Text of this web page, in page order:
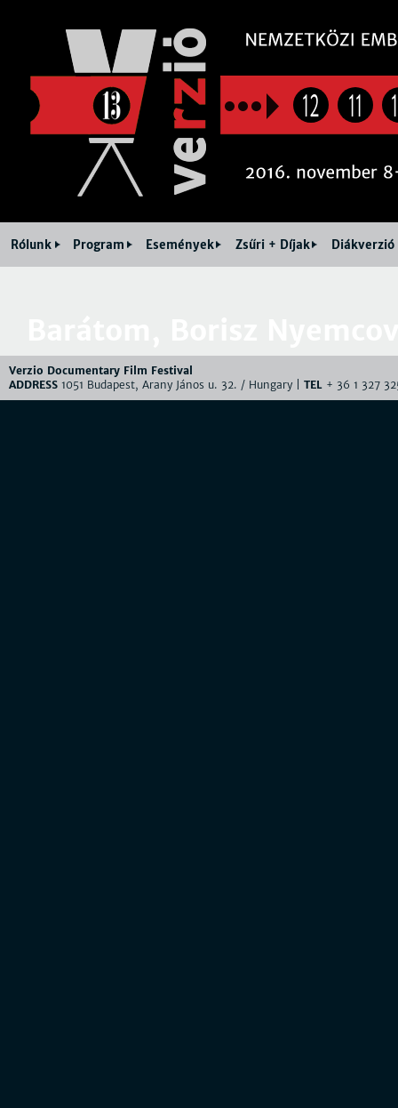
12 11
Rólunk Program Események Zsűri + Díjak Diákverzió
Verzio Documentary Film Festival
ADDRESS 1051 Budapest, Arany János u. 32. / Hungary | TEL + 36 1 327